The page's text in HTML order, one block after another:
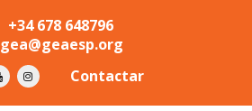
+34 678 648796
gea@geaesp.org
Contactar